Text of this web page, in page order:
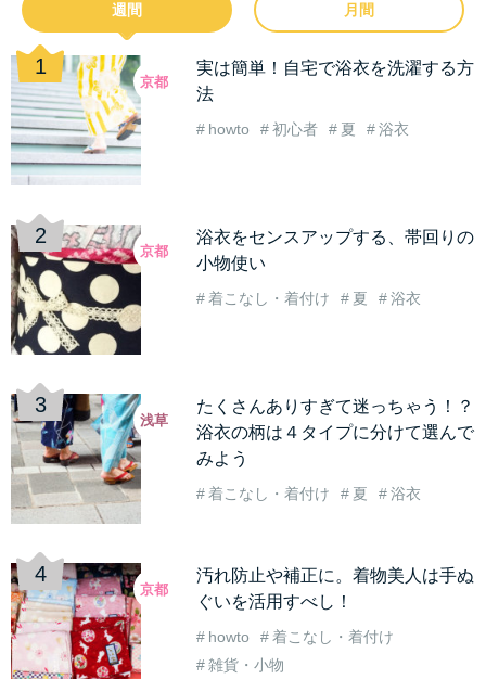
週間 月間
実は簡単！自宅で浴衣を洗濯する方
法
howto 初心者 夏 浴衣
京都
浴衣をセンスアップする、帯回りの
小物使い
着こなし・着付け 夏 浴衣
京都
たくさんありすぎて迷っちゃう！？
浴衣の柄は４タイプに分けて選んで
みよう
着こなし・着付け 夏 浴衣
浅草
汚れ防止や補正に。着物美人は手ぬ
ぐいを活用すべし！
howto
着こなし・着付け
雑貨・小物
京都